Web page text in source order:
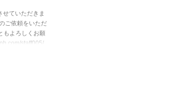
ていただきま
ご依頼をいただ
もよろしくお願
staff005/